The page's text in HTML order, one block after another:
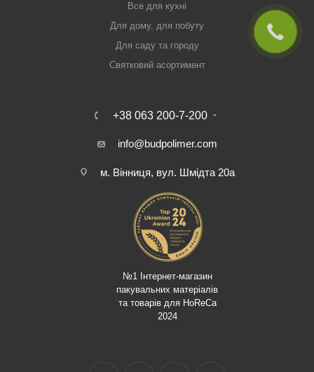
Все для кухні
Для дому, для побуту
Для саду та городу
Святковий асортимент
+38 063 200-7-200
info@budpolimer.com
м. Вінниця, вул. Шмідта 20а
№1 Інтернет-магазин
пакувальних матеріалів
та товарів для HoReCa
2024